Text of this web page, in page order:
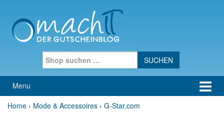
Menu
Home › Mode & Accessoires › G-Star.com